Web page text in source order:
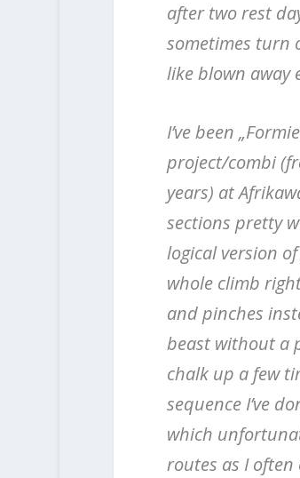
after two rest
sometimes turn
like blown away
I’ve been
project/combi
years) at
sections pretty
logical version
whole climb
and pinches
beast without a
chalk up a few
sequence I’ve
which
routes as I often